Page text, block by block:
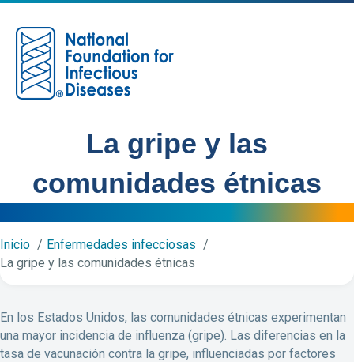
La gripe y las
comunidades étnicas
Inicio
Enfermedades infecciosas
La gripe y las comunidades étnicas
En los Estados Unidos, las comunidades étnicas experimentan
una mayor incidencia de influenza (gripe). Las diferencias en la
tasa de vacunación contra la gripe, influenciadas por factores